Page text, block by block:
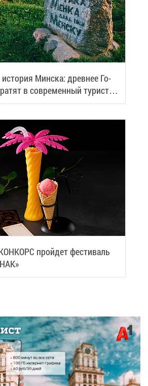
ис­то­рия Мин­ска: древ­нее Го­
в со­вре­мен­ный ту­ри­сти­
прой­дет фе­сти­валь